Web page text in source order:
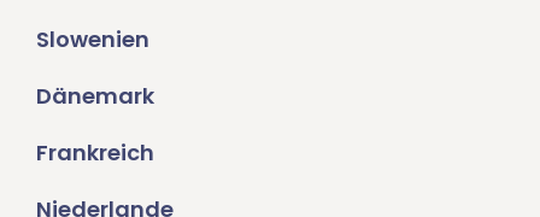
Slowenien
Dänemark
Frankreich
Niederlande